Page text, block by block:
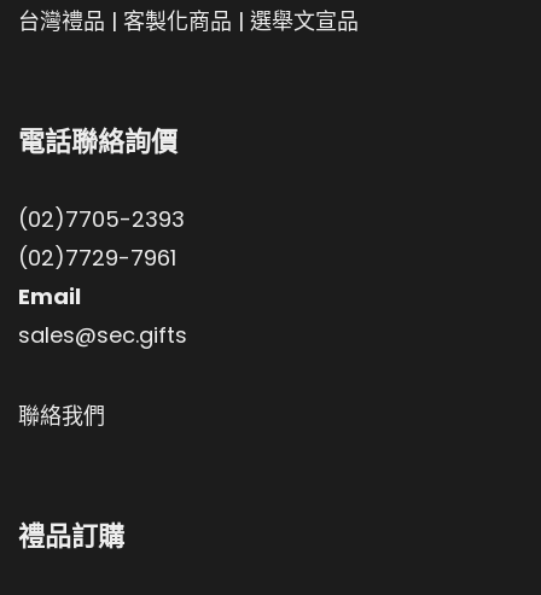
台灣禮品 | 客製化商品 | 選舉文宣品
電話聯絡詢價
(02)7705-2393
(02)7729-7961
Email
sales@sec.gifts
聯絡我們
禮品訂購